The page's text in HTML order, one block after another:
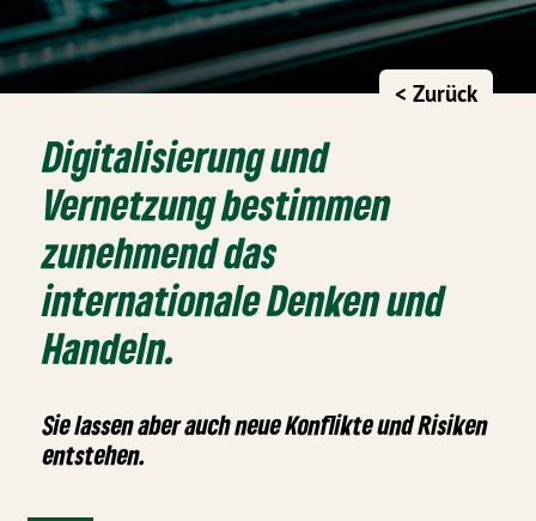
< Zurück
Digitalisierung und
Vernetzung bestimmen
zunehmend das
internationale Denken und
Handeln.
Sie lassen aber auch neue Konflikte und Risiken
entstehen.